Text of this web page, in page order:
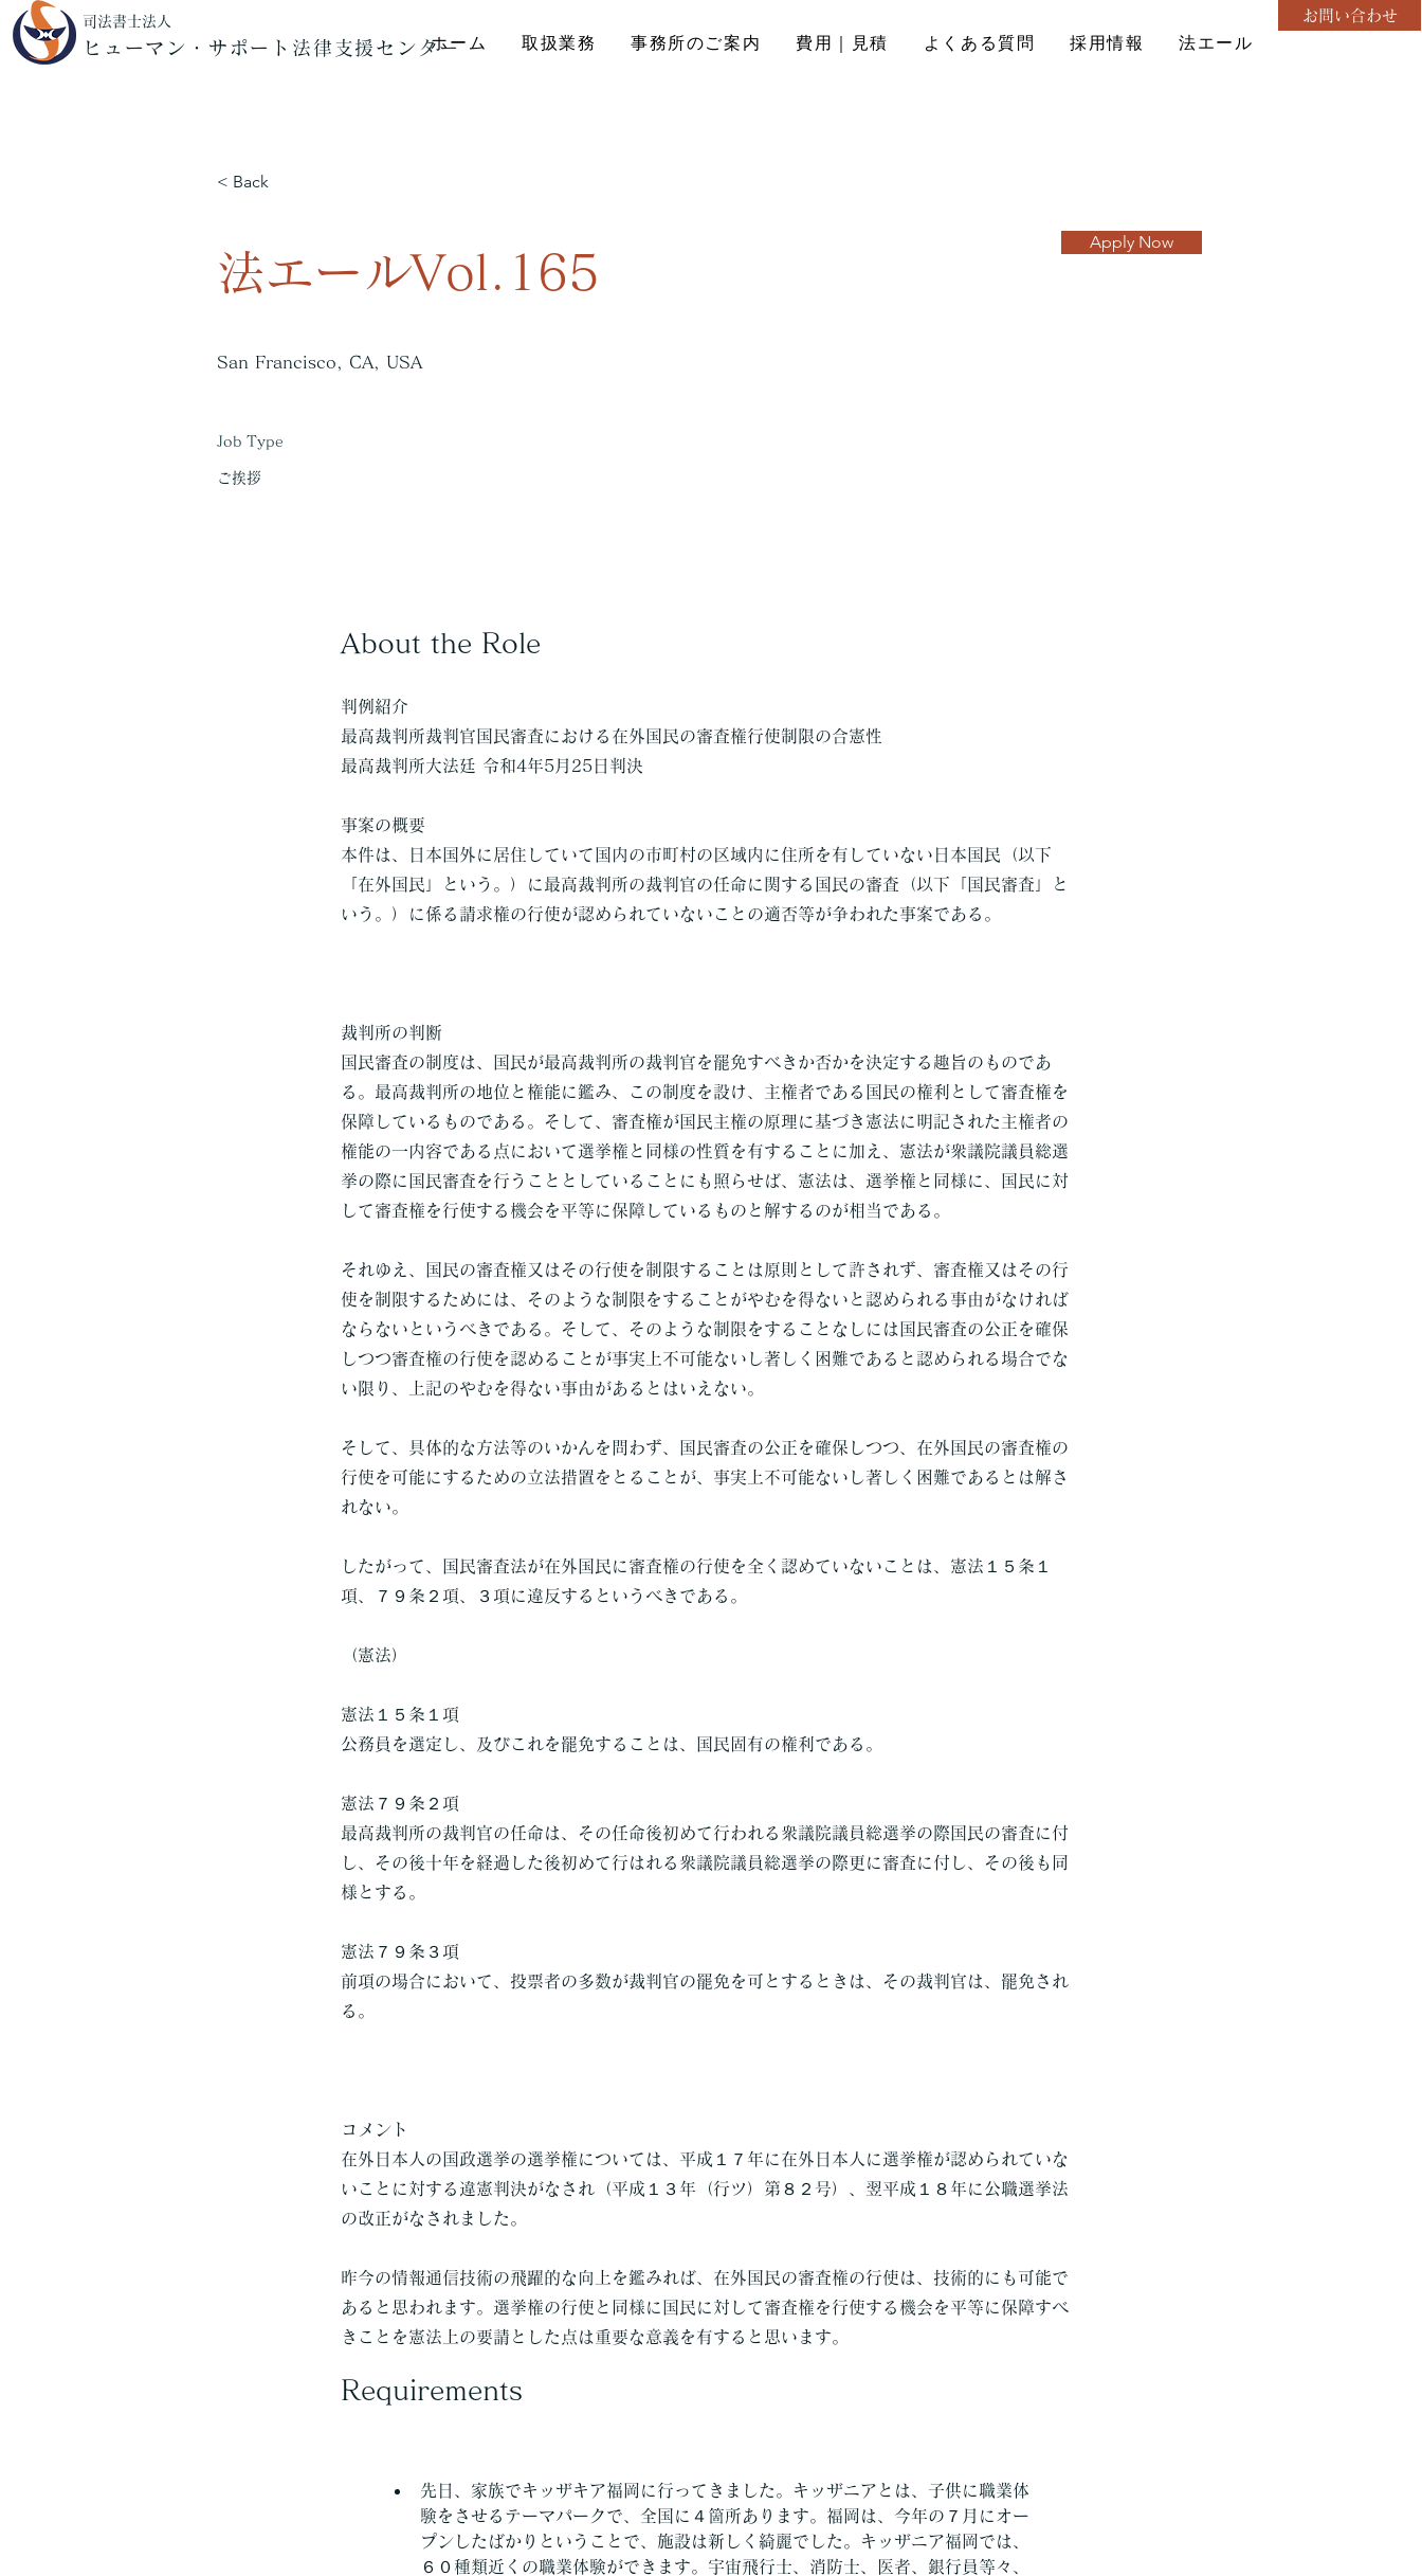
司法書士法人
ヒューマン・サポート法律支援センター
お問い合わせ
ホーム 取扱業務 事務所のご案内 費用｜見積 よくある質問 採用情報 法エール
< Back
法エールVol.165
Apply Now
San Francisco, CA, USA
Job Type
ご挨拶
About the Role
判例紹介
最高裁判所裁判官国民審査における在外国民の審査権行使制限の合憲性
最高裁判所大法廷 令和4年5月25日判決
事案の概要
本件は、日本国外に居住していて国内の市町村の区域内に住所を有していない日本国民（以下
「在外国民」という。）に最高裁判所の裁判官の任命に関する国民の審査（以下「国民審査」と
いう。）に係る請求権の行使が認められていないことの適否等が争われた事案である。
裁判所の判断
国民審査の制度は、国民が最高裁判所の裁判官を罷免すべきか否かを決定する趣旨のものであ
る。最高裁判所の地位と権能に鑑み、この制度を設け、主権者である国民の権利として審査権を
保障しているものである。そして、審査権が国民主権の原理に基づき憲法に明記された主権者の
権能の一内容である点において選挙権と同様の性質を有することに加え、憲法が衆議院議員総選
挙の際に国民審査を行うこととしていることにも照らせば、憲法は、選挙権と同様に、国民に対
して審査権を行使する機会を平等に保障しているものと解するのが相当である。
それゆえ、国民の審査権又はその行使を制限することは原則として許されず、審査権又はその行
使を制限するためには、そのような制限をすることがやむを得ないと認められる事由がなければ
ならないというべきである。そして、そのような制限をすることなしには国民審査の公正を確保
しつつ審査権の行使を認めることが事実上不可能ないし著しく困難であると認められる場合でな
い限り、上記のやむを得ない事由があるとはいえない。
そして、具体的な方法等のいかんを問わず、国民審査の公正を確保しつつ、在外国民の審査権の
行使を可能にするための立法措置をとることが、事実上不可能ないし著しく困難であるとは解さ
れない。
したがって、国民審査法が在外国民に審査権の行使を全く認めていないことは、憲法１５条１
項、７９条２項、３項に違反するというべきである。
（憲法）
憲法１５条１項
公務員を選定し、及びこれを罷免することは、国民固有の権利である。
憲法７９条２項
最高裁判所の裁判官の任命は、その任命後初めて行われる衆議院議員総選挙の際国民の審査に付
し、その後十年を経過した後初めて行はれる衆議院議員総選挙の際更に審査に付し、その後も同
様とする。
憲法７９条３項
前項の場合において、投票者の多数が裁判官の罷免を可とするときは、その裁判官は、罷免され
る。
コメント
在外日本人の国政選挙の選挙権については、平成１７年に在外日本人に選挙権が認められていな
いことに対する違憲判決がなされ（平成１３年（行ツ）第８２号）、翌平成１８年に公職選挙法
の改正がなされました。
昨今の情報通信技術の飛躍的な向上を鑑みれば、在外国民の審査権の行使は、技術的にも可能で
あると思われます。選挙権の行使と同様に国民に対して審査権を行使する機会を平等に保障すべ
きことを憲法上の要請とした点は重要な意義を有すると思います。
Requirements
先日、家族でキッザキア福岡に行ってきました。キッザニアとは、子供に職業体
験をさせるテーマパークで、全国に４箇所あります。福岡は、今年の７月にオー
プンしたばかりということで、施設は新しく綺麗でした。キッザニア福岡では、
６０種類近くの職業体験ができます。宇宙飛行士、消防士、医者、銀行員等々、